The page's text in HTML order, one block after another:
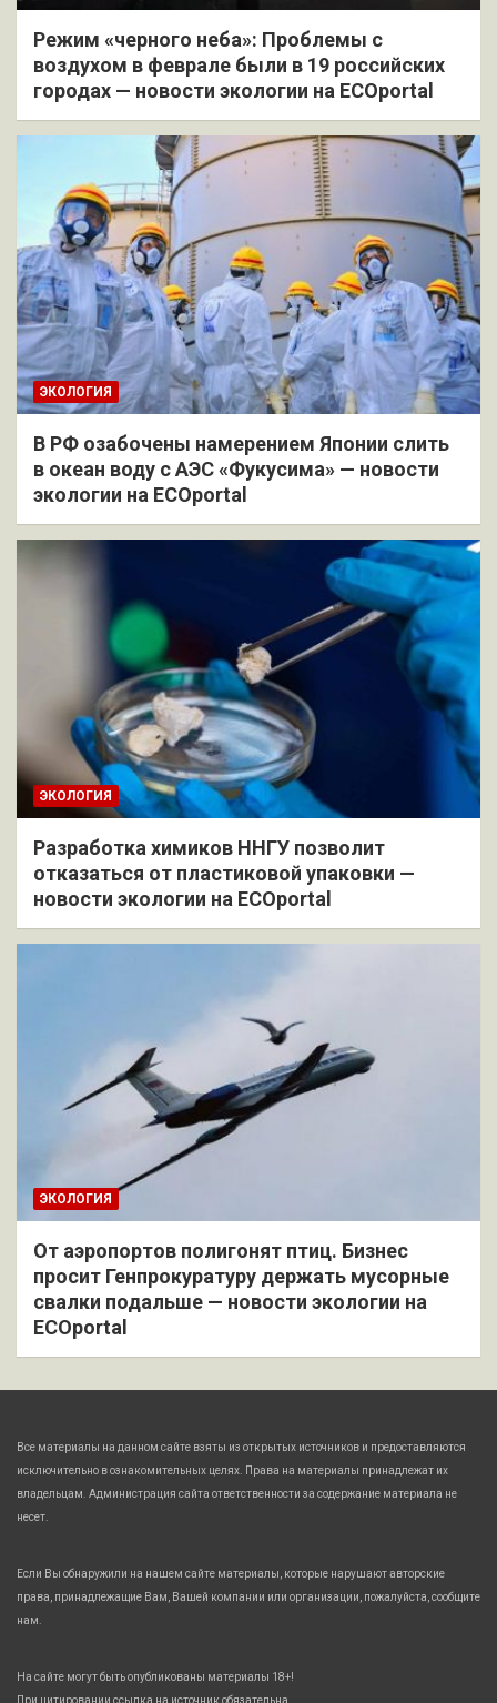
Режим «черного неба»: Проблемы с
воздухом в феврале были в 19 российских
городах — новости экологии на ECOportal
ЭКОЛОГИЯ
В РФ озабочены намерением Японии слить
в океан воду с АЭС «Фукусима» — новости
экологии на ECOportal
ЭКОЛОГИЯ
Разработка химиков ННГУ позволит
отказаться от пластиковой упаковки —
новости экологии на ECOportal
ЭКОЛОГИЯ
От аэропортов полигонят птиц. Бизнес
просит Генпрокуратуру держать мусорные
свалки подальше — новости экологии на
ECOportal
Все материалы на данном сайте взяты из открытых источников и предоставляются
исключительно в ознакомительных целях. Права на материалы принадлежат их
владельцам. Администрация сайта ответственности за содержание материала не
несет.
Если Вы обнаружили на нашем сайте материалы, которые нарушают авторские
права, принадлежащие Вам, Вашей компании или организации, пожалуйста, сообщите
нам.
На сайте могут быть опубликованы материалы 18+!